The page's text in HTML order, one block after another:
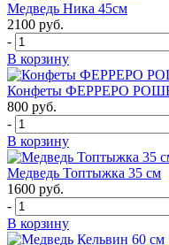
Медведь Ника 45см
2100 руб.
-
В корзину
Конфеты ФЕРРЕРО
800 руб.
-
В корзину
Медведь Топтыжка 35 см
1600 руб.
-
В корзину